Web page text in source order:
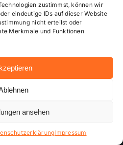
zustimmst, können wir
eindeutige IDs auf dieser Website
nicht erteilst oder
Merkmale und Funktionen
ansehen
Impressum